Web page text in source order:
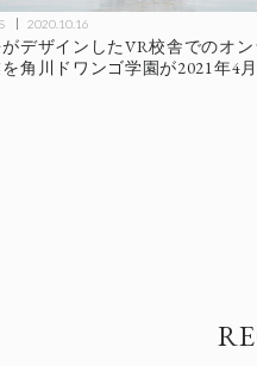
2020.10.16
デザインしたVR校舎でのオン
角川ドワンゴ学園が2021年4